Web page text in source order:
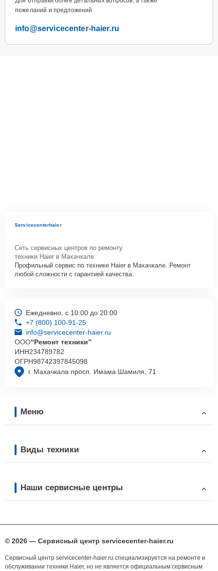
пожеланий и предложений
info@servicecenter-haier.ru
Servicecenterhaier
Сеть сервисных центров по ремонту
техники Haier в Махачкале.
Профильный сервис по технике Haier в Махачкале. Ремонт
любой сложности с гарантией качества.
г. Махачкала просп. Имама Шамиля, 71
Ежедневно, с 10:00 до 20:00
+7 (800) 100-91-25
info@servicecenter-haier.ru
ООО“Ремонт техники”
ИНН234789782
ОГРН98742397845098
Меню
Виды техники
Наши сервисные центры
© 2026 — Сервисный центр servicecenter-haier.ru
Сервисный центр servicecenter-haier.ru специализируется на ремонте и
обслуживании техники Haier, но не является официальным сервисным